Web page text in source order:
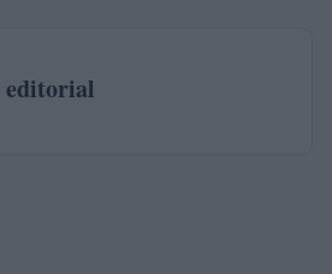
editorial